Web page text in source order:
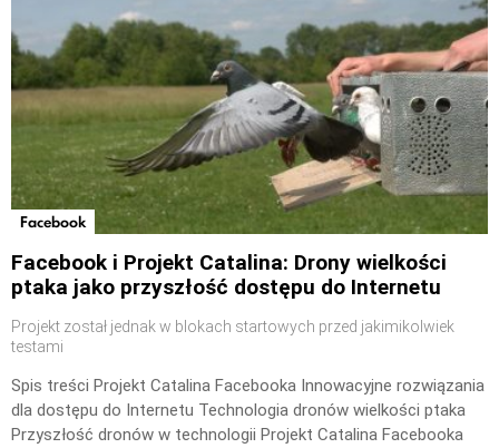
Facebook
Facebook i Projekt Catalina: Drony wielkości
ptaka jako przyszłość dostępu do Internetu
Projekt został jednak w blokach startowych przed jakimikolwiek
testami
Spis treści Projekt Catalina Facebooka Innowacyjne rozwiązania
dla dostępu do Internetu Technologia dronów wielkości ptaka
Przyszłość dronów w technologii Projekt Catalina Facebooka